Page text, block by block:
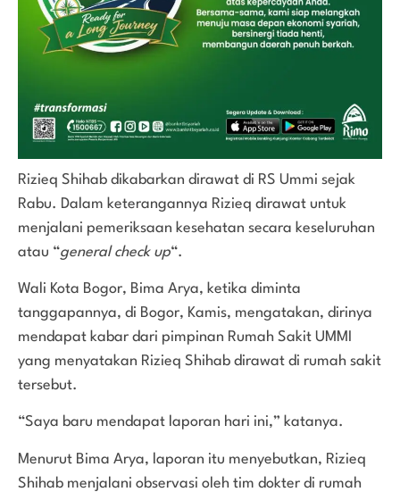
Rizieq Shihab dikabarkan dirawat di RS Ummi sejak
Rabu. Dalam keterangannya Rizieq dirawat untuk
menjalani pemeriksaan kesehatan secara keseluruhan
atau “general check up“.
Wali Kota Bogor, Bima Arya, ketika diminta
tanggapannya, di Bogor, Kamis, mengatakan, dirinya
mendapat kabar dari pimpinan Rumah Sakit UMMI
yang menyatakan Rizieq Shihab dirawat di rumah sakit
tersebut.
“Saya baru mendapat laporan hari ini,” katanya.
Menurut Bima Arya, laporan itu menyebutkan, Rizieq
Shihab menjalani observasi oleh tim dokter di rumah